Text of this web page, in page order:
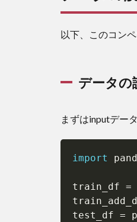
タの
込み
タの
タの
2.4
不要
カラ
以下、このコン
データの
まずはinputデー
import
train_df =
test_df =